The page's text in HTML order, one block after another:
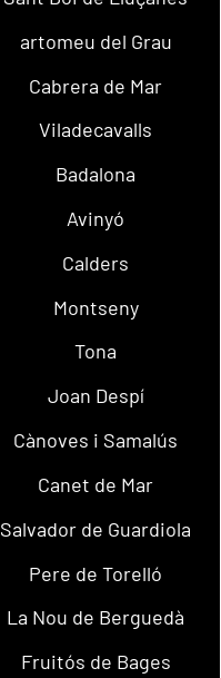
artomeu del Grau
Cabrera de Mar
Viladecavalls
Badalona
Avinyó
Calders
Montseny
Tona
Joan Despí
Cànoves i Samalús
Canet de Mar
Salvador de Guardiola
Pere de Torelló
La Nou de Berguedà
Fruitós de Bages